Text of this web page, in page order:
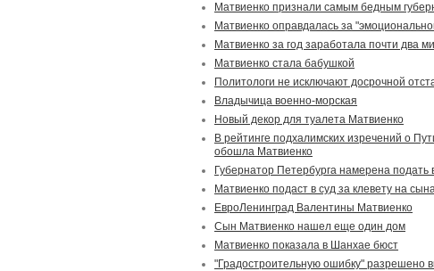
Матвиенко признали самым бедным
Матвиенко оправдалась за
Матвиенко за год заработала почти два
Матвиенко стала бабушкой
Политологи не исключают досрочной
Владычица военно-морская
Новый декор для туалета Матвиенко
В рейтинге подхалимских изречений о
обошла Матвиенко
Губернатор Петербурга намерена подать
Матвиенко подаст в суд за клевету на
ЕвроЛенинград Валентины Матвиенко
Сын Матвиенко нашел еще один дом
Матвиенко показала в Шанхае бюст
"Градостроительную ошибку" разрешено